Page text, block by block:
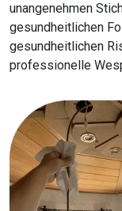
unangenehmen
gesundheitlichen
gesundheitlichen
professionelle